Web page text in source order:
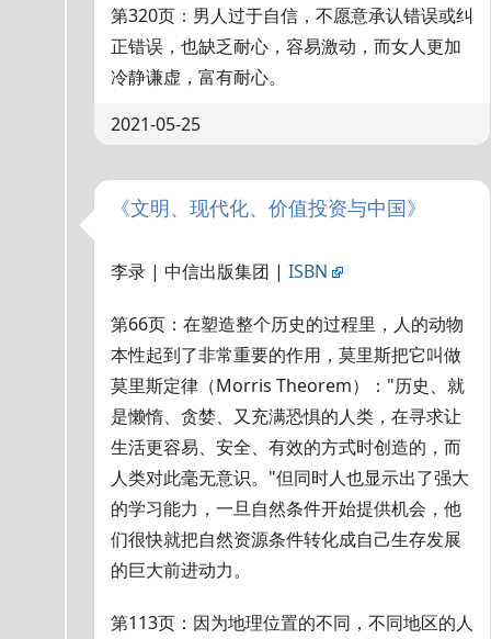
第320页：男人过于自信，不愿意承认错误或纠
正错误，也缺乏耐心，容易激动，而女人更加
冷静谦虚，富有耐心。
2021-05-25
《文明、现代化、价值投资与中国》
李录 | 中信出版集团 | ISBN
第66页：在塑造整个历史的过程里，人的动物
本性起到了非常重要的作用，莫里斯把它叫做
莫里斯定律（Morris Theorem）："历史、就
是懒惰、贪婪、又充满恐惧的人类，在寻求让
生活更容易、安全、有效的方式时创造的，而
人类对此毫无意识。"但同时人也显示出了强大
的学习能力，一旦自然条件开始提供机会，他
们很快就把自然资源条件转化成自己生存发展
的巨大前进动力。
第113页：因为地理位置的不同，不同地区的人